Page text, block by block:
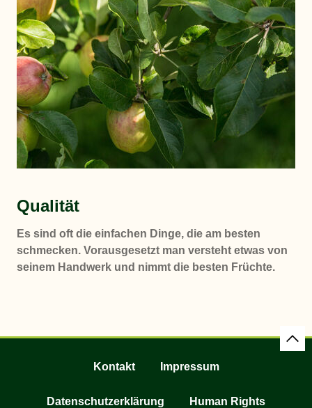
Qualität
Es sind oft die einfachen Dinge, die am besten
schmecken. Vorausgesetzt man versteht etwas von
seinem Handwerk und nimmt die besten Früchte.
Kontakt Impressum
Datenschutzerklärung Human Rights